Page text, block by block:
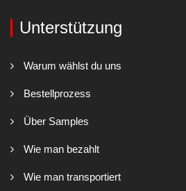
Unterstützung
Warum wählst du uns
Bestellprozess
Über Samples
Wie man bezahlt
Wie man transportiert